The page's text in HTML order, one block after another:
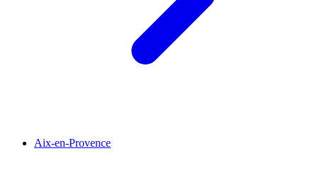
Aix-en-Provence